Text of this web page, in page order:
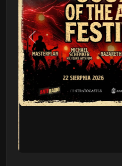
Poprzedni
This Will Destroy You
09.08 - Poznań, Klub 2progi